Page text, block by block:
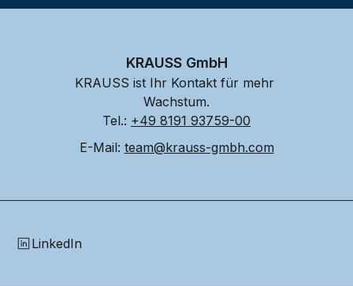
KRAUSS GmbH
KRAUSS ist Ihr Kontakt für mehr
Wachstum.
Tel.: +49 8191 93759-00
E-Mail: team@krauss-gmbh.com
LinkedIn